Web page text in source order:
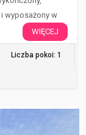
wyposażony w
WIĘCEJ
Liczba pokoi: 1